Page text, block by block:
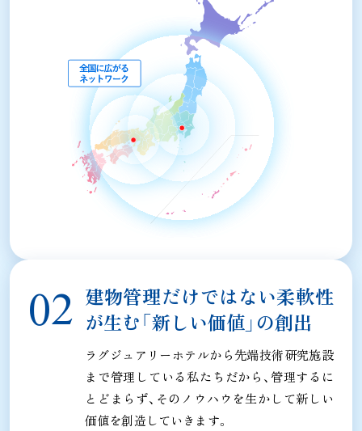
建物管理だけではない柔軟性
が生む「新しい価値」の創出
ラグジュアリーホテルから先端技術研究施設
まで管理している私たちだから、管理するに
とどまらず、 そのノウハウを生かして新しい
価値を創造していきます。